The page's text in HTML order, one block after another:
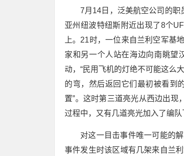
7月14日，泛美航空公司的职
亚州纽波特纽斯附近出现了8个
上。21时，一位来自兰利空军基
家和另一个人站在海边向南眺望
动，“民用飞机的灯绝不可能这么
的弯，然后返回它们最初被看到
置”。这时第三道亮光从西边出现
过程中，又有几道亮光加入了编队
对这一目击事件唯一可能的
事件发生时该区域有几架来自兰